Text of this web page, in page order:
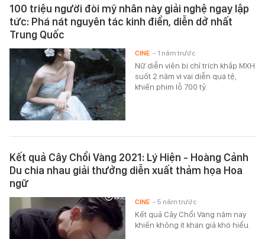
100 triệu người đòi mỹ nhân này giải nghệ ngay lập
tức: Phá nát nguyên tác kinh điển, diễn dở nhất
Trung Quốc
Nữ diễn viên bị chỉ trích khắp MXH
suốt 2 năm vì vai diễn quá tệ,
khiến phim lỗ 700 tỷ.
CINE - 1 năm trước
Kết quả Cây Chổi Vàng 2021: Lý Hiện - Hoàng Cảnh
Du chia nhau giải thưởng diễn xuất thảm họa Hoa
ngữ
Kết quả Cây Chổi Vàng năm nay
khiến không ít khán giả khó hiểu.
CINE - 5 năm trước